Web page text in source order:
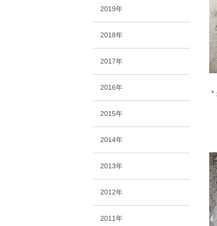
2019年
2018年
2017年
2016年
2015年
2014年
2013年
2012年
2011年